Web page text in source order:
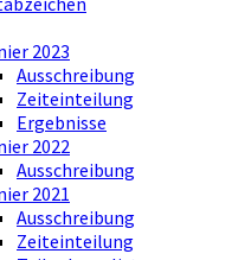
2023
Ausschreibung
Zeiteinteilung
Ergebnisse
2022
Ausschreibung
2021
Ausschreibung
Zeiteinteilung